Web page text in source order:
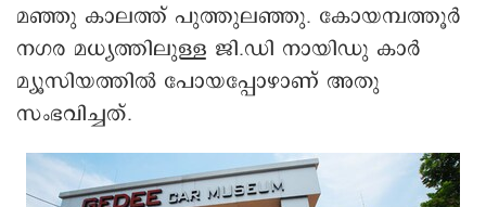
മഞ്ഞു കാലത്ത് പുത്തുലഞ്ഞു. കോയമ്പത്തൂർ
നഗര മധ്യത്തിലുള്ള ജി.ഡി നായിഡു കാർ
മ്യൂസിയത്തിൽ പോയപ്പോഴാണ് അതു
സംഭവിച്ചത്.